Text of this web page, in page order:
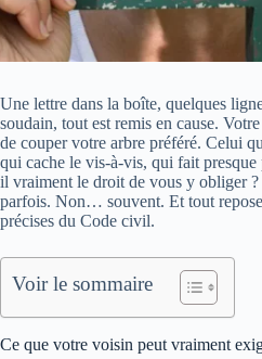
Une lettre dans la boîte, quelques
soudain, tout est remis en cause.
de couper votre arbre préféré. Celui
qui cache le vis-à-vis, qui fait
il vraiment le droit de vous y obliger
parfois. Non… souvent. Et tout
précises du Code civil.
Voir le sommaire
Ce que votre voisin peut vraiment